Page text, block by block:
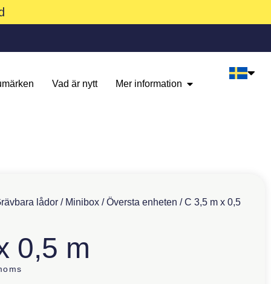
Vad är nytt Mer information
lådor / Minibox /Översta enheten / C 3,5 m x 0,5
0,5 m